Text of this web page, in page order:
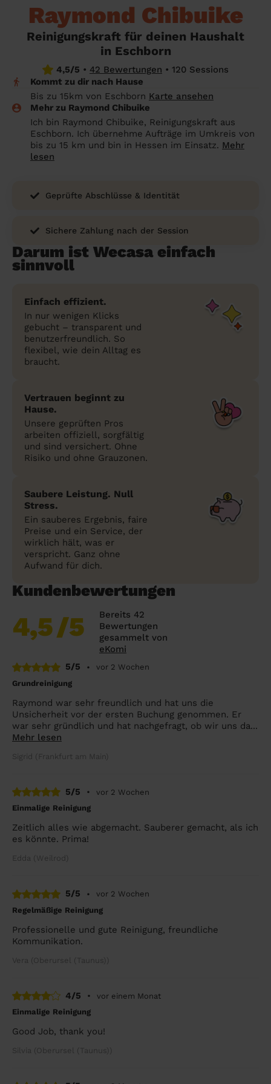
Raymond Chibuike
Reinigungskraft für deinen Haushalt
in Eschborn
4,5/5 • 42 Bewertungen • 120 Sessions
Kommt zu dir nach Hause
Bis zu 15km von Eschborn Karte ansehen
Mehr zu Raymond Chibuike
Ich bin Raymond Chibuike, Reinigungskraft aus
Eschborn. Ich übernehme Aufträge im Umkreis von
bis zu 15 km und bin in Hessen im Einsatz. Mehr
lesen
Geprüfte Abschlüsse & Identität
Sichere Zahlung nach der Session
Darum ist Wecasa einfach
sinnvoll
Einfach effizient.
In nur wenigen Klicks
gebucht – transparent und
benutzerfreundlich. So
flexibel, wie dein Alltag es
braucht.
Vertrauen beginnt zu
Hause.
Unsere geprüften Pros
arbeiten offiziell, sorgfältig
und sind versichert. Ohne
Risiko und ohne Grauzonen.
Saubere Leistung. Null
Stress.
Ein sauberes Ergebnis, faire
Preise und ein Service, der
wirklich hält, was er
verspricht. Ganz ohne
Aufwand für dich.
Kundenbewertungen
4,5/5
Bereits 42
Bewertungen
gesammelt von
eKomi
5/5
•
vor 2 Wochen
Grundreinigung
Raymond war sehr freundlich und hat uns die
Unsicherheit vor der ersten Buchung genommen. Er
war sehr gründlich und hat nachgefragt, ob wir uns da...
Mehr lesen
Sigrid (Frankfurt am Main)
5/5 •
vor 2 Wochen
Einmalige Reinigung
Zeitlich alles wie abgemacht. Sauberer gemacht, als ich
es könnte. Prima!
Edda (Weilrod)
5/5 •
vor 2 Wochen
Regelmäßige Reinigung
Professionelle und gute Reinigung, freundliche
Kommunikation.
Vera (Oberursel (Taunus))
4/5 •
vor einem Monat
Einmalige Reinigung
Good Job, thank you!
Silvia (Oberursel (Taunus))
Überall in Deutschland
Städte
Bochum
Wuppertal
Oberhausen
Hagen
Hamm
Die Regionen
Unsere Artikel haushaltshilfe
Endreinigung Ferienwohnung: Was du
wissen solltest
Haushaltshilfe anmelden: Lohnt es sich?
Putzfrau Stundenlohn 2026: Was kostet
eine Reinigungskraft wirklich?
Was verdient eine Putzfrau schwarz -
Kosten, Risiken und warum sich legale
Alternativen mehr lohnen